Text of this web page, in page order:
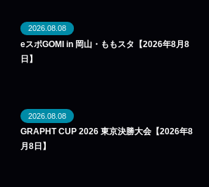
2026.08.08
eスポGOMI in 岡山・ももスタ【2026年8月8
日】
2026.08.08
GRAPHT CUP 2026 東京決勝大会【2026年8
月8日】